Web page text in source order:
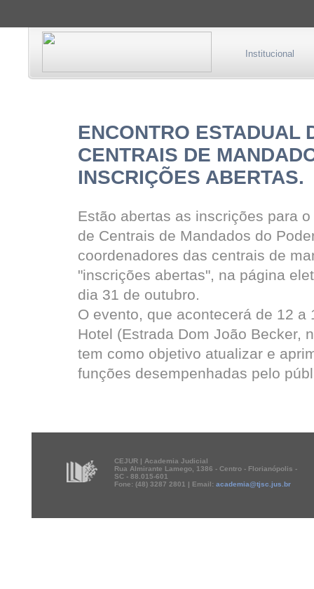
Institucional
ENCONTRO ESTADUAL
CENTRAIS DE
INSCRIÇÕES ABERTAS.
Estão abertas as inscrições para
de Centrais de Mandados do
coordenadores das centrais de
"inscrições abertas", na página
dia 31 de outubro.
O evento, que acontecerá de 12
Hotel (Estrada Dom João Becker,
tem como objetivo atualizar e
funções desempenhadas pelo
CEJUR | Academia Judicial
Rua Almirante Lamego, 1386 - Centro - Florianópolis -
SC - 88.015-601
Fone: (48) 3287 2801 | Email: academia@tjsc.jus.br